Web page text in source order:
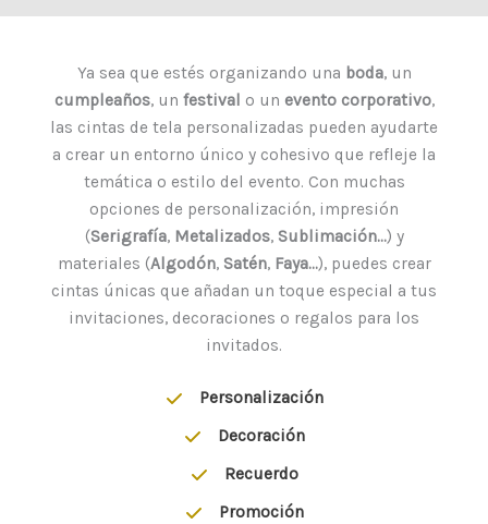
Ya sea que estés organizando una boda, un
cumpleaños, un festival o un evento corporativo,
las cintas de tela personalizadas pueden ayudarte
a crear un entorno único y cohesivo que refleje la
temática o estilo del evento. Con muchas
opciones de personalización, impresión
(Serigrafía, Metalizados, Sublimación…) y
materiales (Algodón, Satén, Faya…), puedes crear
cintas únicas que añadan un toque especial a tus
invitaciones, decoraciones o regalos para los
invitados.
Personalización
Decoración
Recuerdo
Promoción